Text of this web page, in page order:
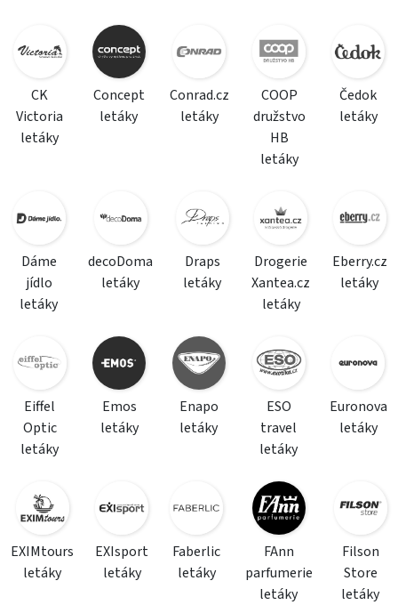
CK
Victoria
letáky
Concept
letáky
Conrad.cz
letáky
COOP
družstvo
HB
letáky
Čedok
letáky
Dáme
jídlo
letáky
decoDoma
letáky
Draps
letáky
Drogerie
Xantea.cz
letáky
Eberry.cz
letáky
Eiffel
Optic
letáky
Emos
letáky
Enapo
letáky
ESO
travel
letáky
Euronova
letáky
EXIMtours
letáky
EXIsport
letáky
Faberlic
letáky
FAnn
parfumerie
letáky
Filson
Store
letáky